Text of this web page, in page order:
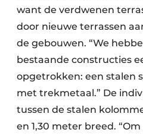
want de verdwenen
door nieuwe terrassen
de gebouwen. “We
bestaande constructies
opgetrokken: een stalen
met trekmetaal.” De
tussen de stalen
en 1,30 meter breed.